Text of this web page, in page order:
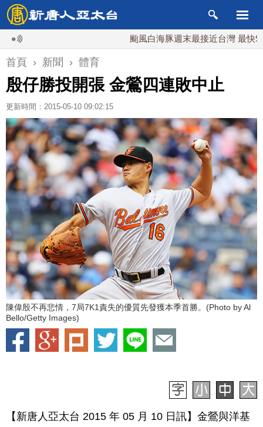
颱風白海豚週末最接近台灣 最快9日可能
首頁 › 新聞 › 體育
殷仔勝投開張 金鶯四連敗中止
更新時間：2015-05-10 09:02:15
陳偉殷不再悲情，7局7K1責失的優質先發獲本季首勝。(Photo by Al
Bello/Getty Images)
【新唐人亞太台 2015 年 05 月 10 日訊】金鶯與洋基